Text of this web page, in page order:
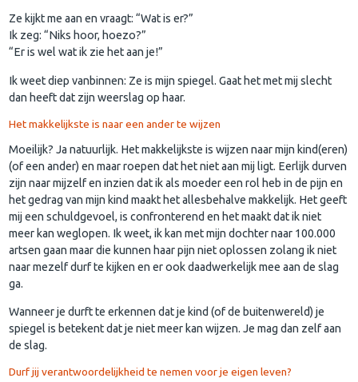
Ze kijkt me aan en vraagt: “Wat is er?”
Ik zeg: “Niks hoor, hoezo?”
“Er is wel wat ik zie het aan je!”
Ik weet diep vanbinnen: Ze is mijn spiegel. Gaat het met mij slecht
dan heeft dat zijn weerslag op haar.
Het makkelijkste is naar een ander te wijzen
Moeilijk? Ja natuurlijk. Het makkelijkste is wijzen naar mijn kind(eren)
(of een ander) en maar roepen dat het niet aan mij ligt. Eerlijk durven
zijn naar mijzelf en inzien dat ik als moeder een rol heb in de pijn en
het gedrag van mijn kind maakt het allesbehalve makkelijk. Het geeft
mij een schuldgevoel, is confronterend en het maakt dat ik niet
meer kan weglopen. Ik weet, ik kan met mijn dochter naar 100.000
artsen gaan maar die kunnen haar pijn niet oplossen zolang ik niet
naar mezelf durf te kijken en er ook daadwerkelijk mee aan de slag
ga.
Wanneer je durft te erkennen dat je kind (of de buitenwereld) je
spiegel is betekent dat je niet meer kan wijzen. Je mag dan zelf aan
de slag.
Durf jij verantwoordelijkheid te nemen voor je eigen leven?